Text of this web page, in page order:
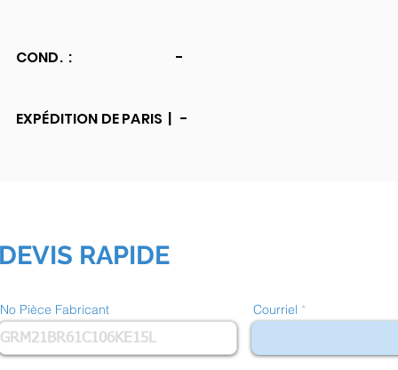
COND. : -
EXPÉDITION DE PARIS | -
RAPIDE
No Pièce Fabricant Courriel